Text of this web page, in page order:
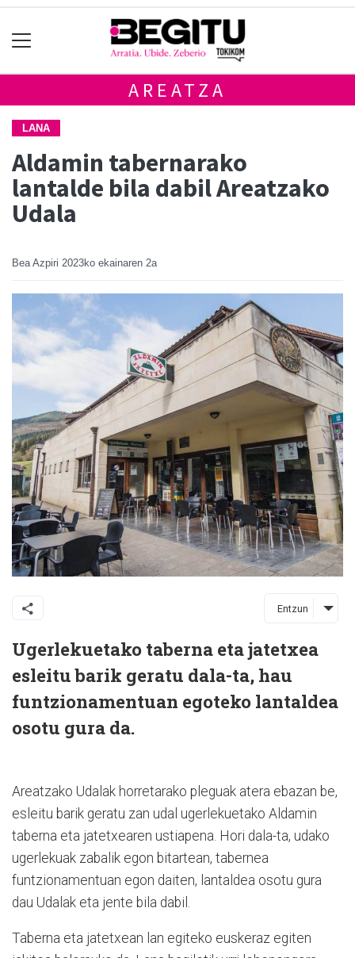
AREATZA
LANA
Aldamin tabernarako
lantalde bila dabil Areatzako
Udala
Bea Azpiri 2023ko ekainaren 2a
Entzun
Ugerlekuetako taberna eta jatetxea
esleitu barik geratu dala-ta, hau
funtzionamentuan egoteko lantaldea
osotu gura da.
Areatzako Udalak horretarako pleguak atera ebazan be,
esleitu barik geratu zan udal ugerlekuetako Aldamin
taberna eta jatetxearen ustiapena. Hori dala-ta, udako
ugerlekuak zabalik egon bitartean, tabernea
funtzionamentuan egon daiten, lantaldea osotu gura
dau Udalak eta jente bila dabil.
Taberna eta jatetxean lan egiteko euskeraz egiten